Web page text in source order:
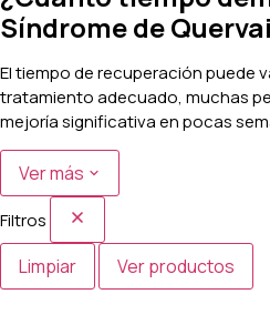
Síndrome de
El tiempo de recuperación puede
tratamiento adecuado, muchas
mejoría significativa en pocas
Ver más
Filtros
Limpiar Ver productos